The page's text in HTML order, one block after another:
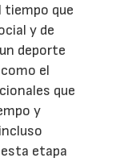
tiempo que
y de
deporte
el
que
y
etapa